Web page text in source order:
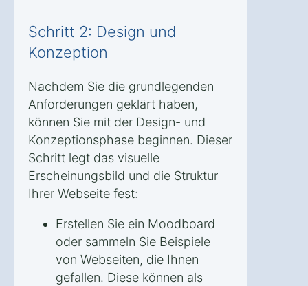
Schritt 2: Design und
Konzeption
Nachdem Sie die grundlegenden
Anforderungen geklärt haben,
können Sie mit der Design- und
Konzeptionsphase beginnen. Dieser
Schritt legt das visuelle
Erscheinungsbild und die Struktur
Ihrer Webseite fest:
Erstellen Sie ein Moodboard
oder sammeln Sie Beispiele
von Webseiten, die Ihnen
gefallen. Diese können als